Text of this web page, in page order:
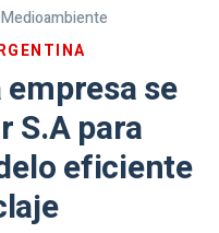
Medioambiente
se
S.A para
eficiente